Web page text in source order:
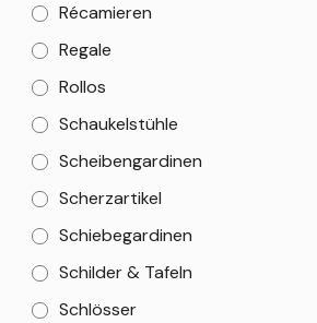
Récamieren
Regale
Rollos
Schaukelstühle
Scheibengardinen
Scherzartikel
Schiebegardinen
Schilder & Tafeln
Schlösser